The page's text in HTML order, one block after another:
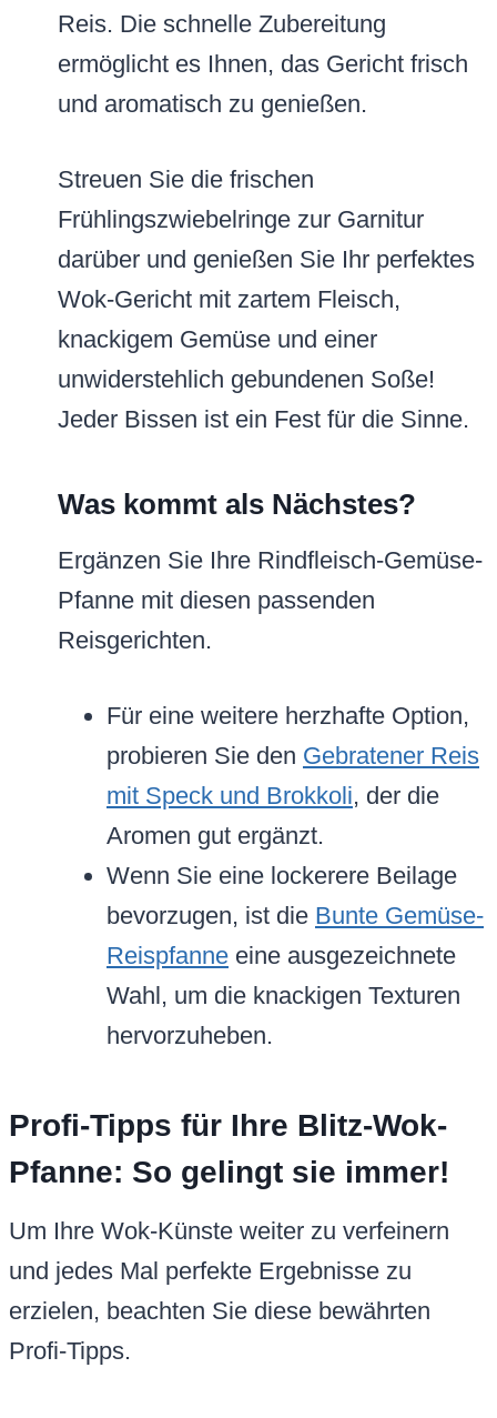
Reis. Die schnelle Zubereitung
ermöglicht es Ihnen, das Gericht frisch
und aromatisch zu genießen.
Streuen Sie die frischen
Frühlingszwiebelringe zur Garnitur
darüber und genießen Sie Ihr perfektes
Wok-Gericht mit zartem Fleisch,
knackigem Gemüse und einer
unwiderstehlich gebundenen Soße!
Jeder Bissen ist ein Fest für die Sinne.
Was kommt als Nächstes?
Ergänzen Sie Ihre Rindfleisch-Gemüse-
Pfanne mit diesen passenden
Reisgerichten.
Für eine weitere herzhafte Option,
probieren Sie den Gebratener Reis
mit Speck und Brokkoli, der die
Aromen gut ergänzt.
Wenn Sie eine lockerere Beilage
bevorzugen, ist die Bunte Gemüse-
Reispfanne eine ausgezeichnete
Wahl, um die knackigen Texturen
hervorzuheben.
Profi-Tipps für Ihre Blitz-Wok-
Pfanne: So gelingt sie immer!
Um Ihre Wok-Künste weiter zu verfeinern
und jedes Mal perfekte Ergebnisse zu
erzielen, beachten Sie diese bewährten
Profi-Tipps.